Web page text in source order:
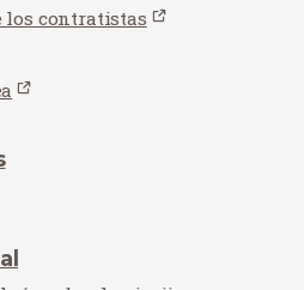
los contratistas